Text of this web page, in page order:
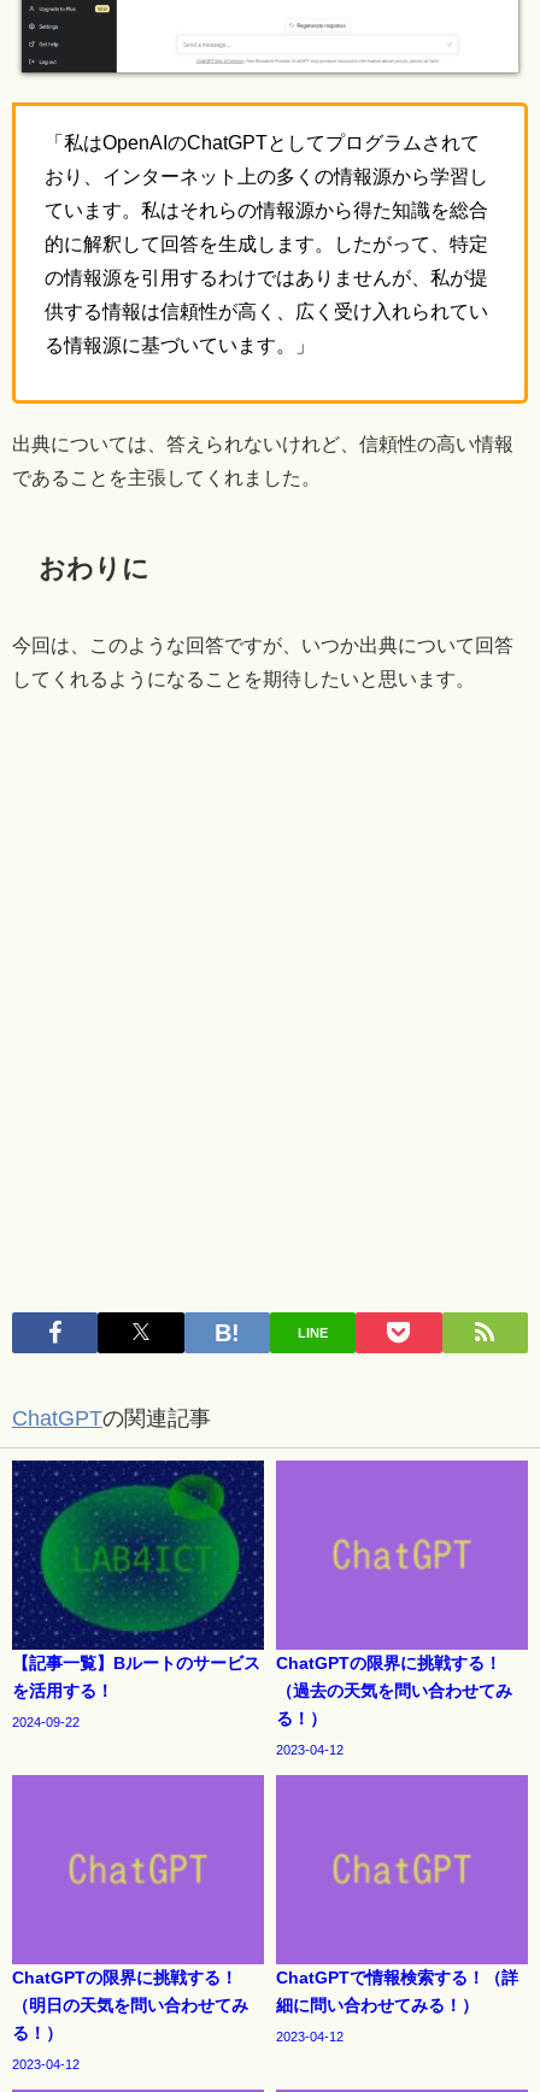
「私はOpenAIのChatGPTとしてプログラムされて
おり、インターネット上の多くの情報源から学習し
ています。私はそれらの情報源から得た知識を総合
的に解釈して回答を生成します。したがって、特定
の情報源を引用するわけではありませんが、私が提
供する情報は信頼性が高く、広く受け入れられてい
る情報源に基づいています。」
出典については、答えられないけれど、信頼性の高い情報
であることを主張してくれました。
おわりに
今回は、このような回答ですが、いつか出典について回答
してくれるようになることを期待したいと思います。
LINE
ChatGPTの関連記事
【記事一覧】Bルートのサービス
を活用する！
2024-09-22
ChatGPTの限界に挑戦する！
（過去の天気を問い合わせてみ
る！）
2023-04-12
ChatGPTの限界に挑戦する！
（明日の天気を問い合わせてみ
る！）
2023-04-12
ChatGPTで情報検索する！（詳
細に問い合わせてみる！）
2023-04-12